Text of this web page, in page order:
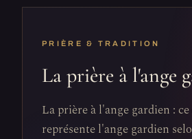
PRIÈRE & TRADITION
La prière à l'ange
La prière à l'ange gardien : ce
représente l'ange gardien